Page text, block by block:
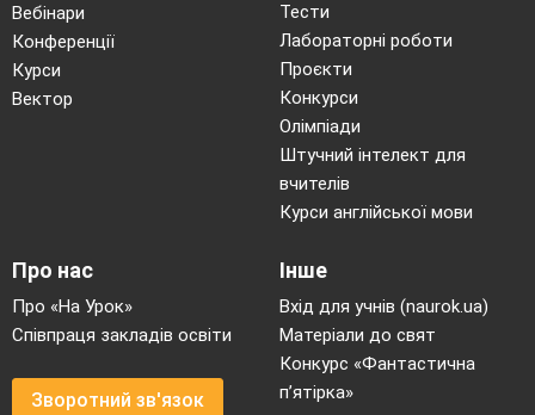
Вебінари
Конференції
Курси
Вектор
Тести
Лабораторні роботи
Проєкти
Конкурси
Олімпіади
Штучний інтелект для
вчителів
Курси англійської мови
Про нас
Про «На Урок»
Співпраця закладів освіти
Зворотний зв'язок
Інше
Вхід для учнів (naurok.ua)
Матеріали до свят
Конкурс «Фантастична
п’ятірка»